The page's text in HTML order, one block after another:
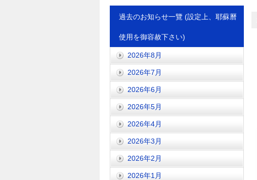
過去のお知らせ一覽 (設定上、耶蘇曆
使用を御容赦下さい)
2026年8月
2026年7月
2026年6月
2026年5月
2026年4月
2026年3月
2026年2月
2026年1月